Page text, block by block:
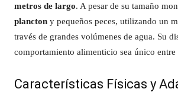
metros de largo. A pesar de su tamaño
plancton y pequeños peces, utilizando un
través de grandes volúmenes de agua. Su
comportamiento alimenticio sea único entre
Características Físicas y